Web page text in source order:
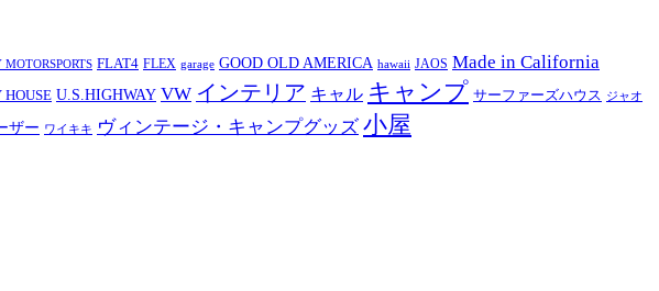
MOTORSPORTS FLAT4 FLEX garage GOOD OLD AMERICA hawaii JAOS Made in California
HOUSE U.S.HIGHWAY VW インテリア キャル キャンプ サーファーズハウス ジャオ
ザー ワイキキ ヴィンテージ・キャンプグッズ 小屋